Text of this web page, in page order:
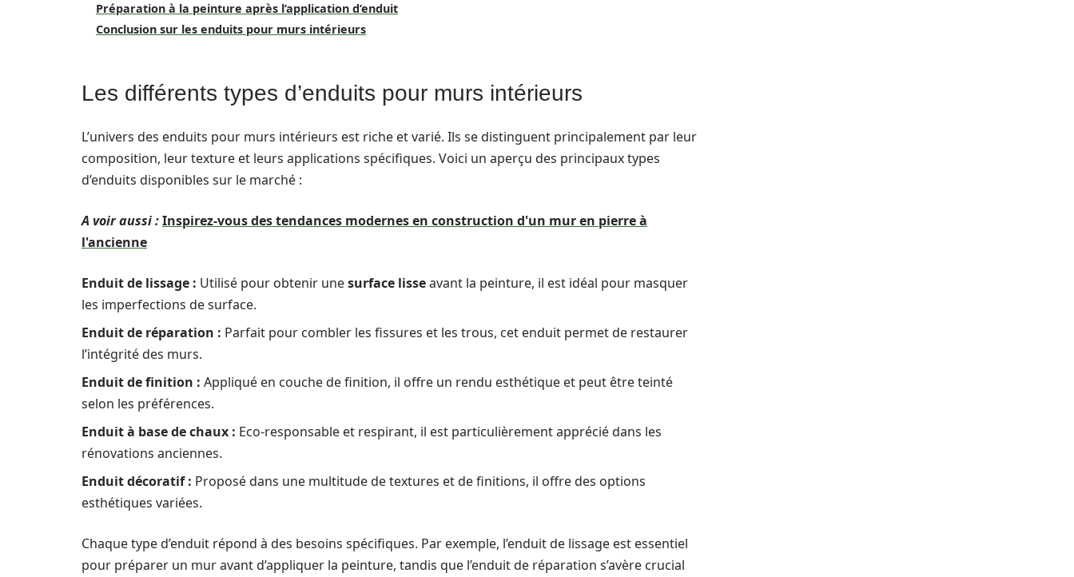
Préparation à la peinture après l’application d’enduit
Conclusion sur les enduits pour murs intérieurs
Les différents types d’enduits pour murs intérieurs
L’univers des enduits pour murs intérieurs est riche et varié. Ils se distinguent principalement par leur
composition, leur texture et leurs applications spécifiques. Voici un aperçu des principaux types
d’enduits disponibles sur le marché :
A voir aussi :Inspirez-vous des tendances modernes en construction d'un mur en pierre à
l'ancienne
Enduit de lissage : Utilisé pour obtenir unesurface lisseavant la peinture, il est idéal pour masquer
les imperfections de surface.
Enduit de réparation : Parfait pour combler les fissures et les trous, cet enduit permet de restaurer
l’intégrité des murs.
Enduit de finition : Appliqué en couche de finition, il offre un rendu esthétique et peut être teinté
selon les préférences.
Enduit à base de chaux : Eco-responsable et respirant, il est particulièrement apprécié dans les
rénovations anciennes.
Enduit décoratif : Proposé dans une multitude de textures et de finitions, il offre des options
esthétiques variées.
Chaque type d’enduit répond à des besoins spécifiques. Par exemple, l’enduit de lissage est essentiel
pour préparer un mur avant d’appliquer la peinture, tandis que l’enduit de réparation s’avère crucial